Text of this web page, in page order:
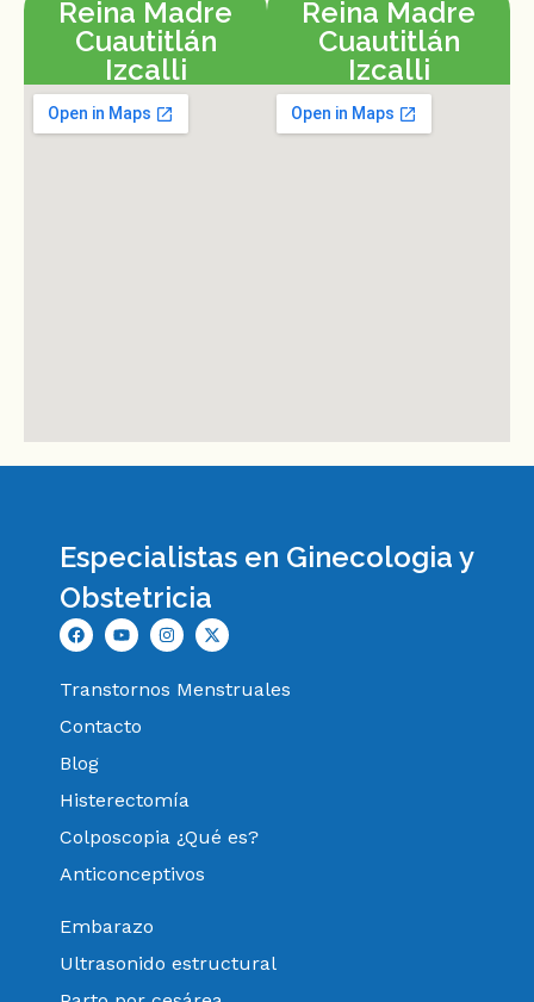
Reina Madre
Cuautitlán
Izcalli
Reina Madre
Cuautitlán
Izcalli
Especialistas en Ginecologia y
Obstetricia
Transtornos Menstruales
Contacto
Blog
Histerectomía
Colposcopia ¿Qué es?
Anticonceptivos
Embarazo
Ultrasonido estructural